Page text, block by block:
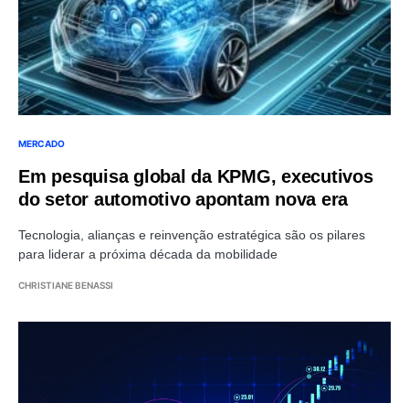
MERCADO
Em pesquisa global da KPMG, executivos
do setor automotivo apontam nova era
Tecnologia, alianças e reinvenção estratégica são os pilares
para liderar a próxima década da mobilidade
CHRISTIANE BENASSI